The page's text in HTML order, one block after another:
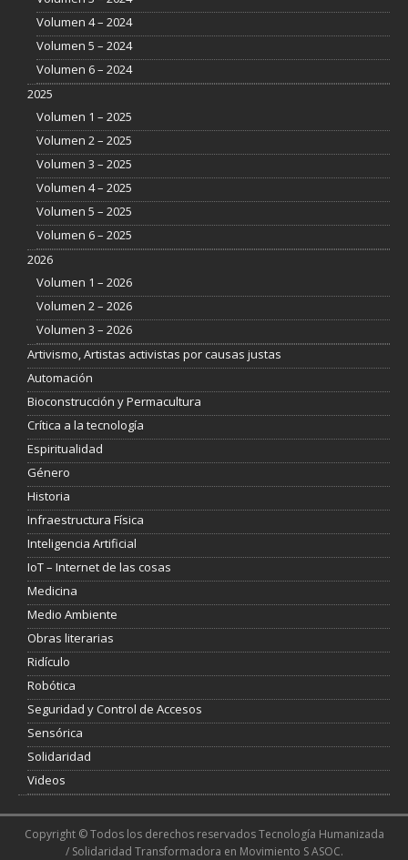
Volumen 4 – 2024
Volumen 5 – 2024
Volumen 6 – 2024
2025
Volumen 1 – 2025
Volumen 2 – 2025
Volumen 3 – 2025
Volumen 4 – 2025
Volumen 5 – 2025
Volumen 6 – 2025
2026
Volumen 1 – 2026
Volumen 2 – 2026
Volumen 3 – 2026
Artivismo, Artistas activistas por causas justas
Automación
Bioconstrucción y Permacultura
Crítica a la tecnología
Espiritualidad
Género
Historia
Infraestructura Física
Inteligencia Artificial
IoT – Internet de las cosas
Medicina
Medio Ambiente
Obras literarias
Ridículo
Robótica
Seguridad y Control de Accesos
Sensórica
Solidaridad
Videos
Copyright © Todos los derechos reservados Tecnología Humanizada
/ Solidaridad Transformadora en Movimiento S ASOC.